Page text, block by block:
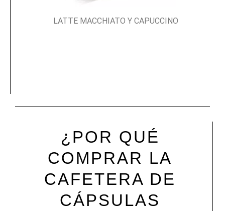
LATTE MACCHIATO Y CAPUCCINO
¿POR QUÉ
COMPRAR LA
CAFETERA DE
CÁPSULAS